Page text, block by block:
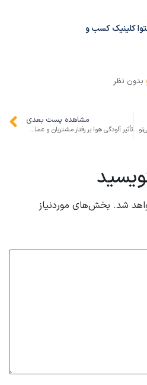
کلینیک کسب و
بدون نظر
نوآوری پایدار: چگونه تکنولوژی سبز می‌تواند سودآوری و مسئولیت اجتماعی را همزمان افزایش دهد
مشاهده پست بعدی
تأثیر آلودگی هوا بر رفتار مشتریان و عملکرد کسب‌و‌کارها + راهکارهای بازاریابی هوشمند در شرایط بحرانی
شد. بخش‌های موردنیاز